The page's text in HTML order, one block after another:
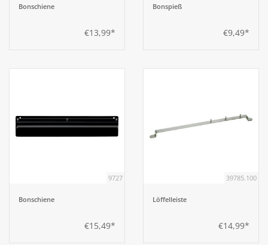
Bonschiene
€13,99*
Bonspieß
€9,49*
9727
Bonschiene
€15,49*
39785.100
Löffelleiste
€14,99*